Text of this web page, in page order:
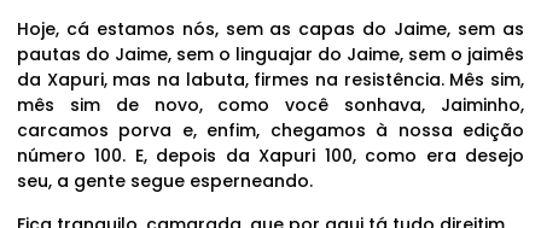
Hoje, cá estamos nós, sem as capas do Jaime, sem as
pautas do Jaime, sem o linguajar do Jaime, sem o jaimês
da Xapuri, mas na labuta, firmes na resistência. Mês sim,
mês sim de novo, como você sonhava, Jaiminho,
carcamos porva e, enfim, chegamos à nossa edição
número 100. E, depois da Xapuri 100, como era desejo
seu, a gente segue esperneando.